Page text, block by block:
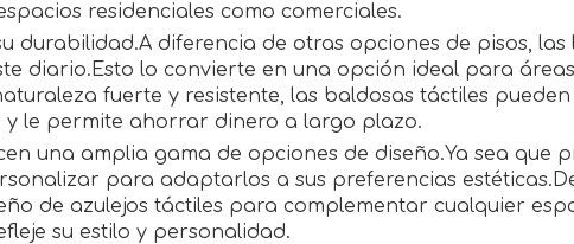
residenciales como comerciales.
durabilidad.A diferencia de otras opciones de pisos, las
diario.Esto lo convierte en una opción ideal para
fuerte y resistente, las baldosas táctiles
y le permite ahorrar dinero a largo plazo.
una amplia gama de opciones de diseño.Ya sea que
para adaptarlos a sus preferencias
de azulejos táctiles para complementar cualquier
su estilo y personalidad.